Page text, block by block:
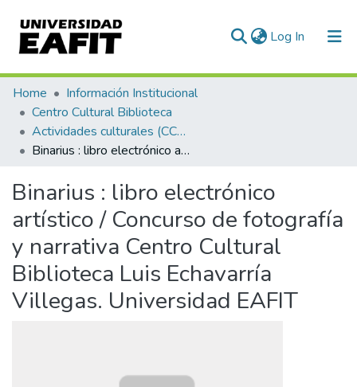
Log In (current)
Communities & Collections
All of DSpace
Statistics
Home
Información Institucional
Centro Cultural Biblioteca
Actividades culturales (CCBLEV)
Binarius : libro electrónico artístico / Concurso de fotografía y narrativa Centro Cultural Biblioteca Luis Echavarría Villegas. Universidad EAFIT
Binarius : libro electrónico
artístico / Concurso de fotografía
y narrativa Centro Cultural
Biblioteca Luis Echavarría
Villegas. Universidad EAFIT